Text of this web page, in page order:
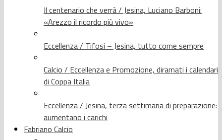
Il centenario che verrà / Jesina, Luciano Barboni:
«Arezzo il ricordo più vivo»
Eccellenza / Tifosi – Jesina, tutto come sempre
Calcio / Eccellenza e Promozione, diramati i calendari
di Coppa Italia
Eccellenza / Jesina, terza settimana di preparazione:
aumentano i carichi
Fabriano Calcio